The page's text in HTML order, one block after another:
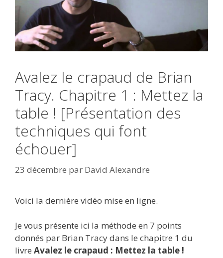
Avalez le crapaud de Brian
Tracy. Chapitre 1 : Mettez la
table ! [Présentation des
techniques qui font
échouer]
23 décembre par David Alexandre
Voici la dernière vidéo mise en ligne.
Je vous présente ici la méthode en 7 points
donnés par Brian Tracy dans le chapitre 1 du
livre Avalez le crapaud : Mettez la table !